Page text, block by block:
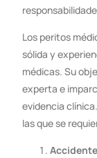
Los peritos
sólida y
médicas. Su
experta e
evidencia
las que se